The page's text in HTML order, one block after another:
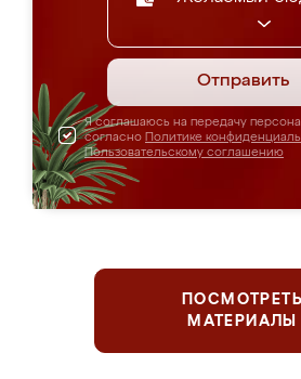
Отправить
Я соглашаюсь на передачу
согласно Политике
Пользовательскому соглашению
ПОСМОТРЕТЬ
МАТЕРИАЛЫ